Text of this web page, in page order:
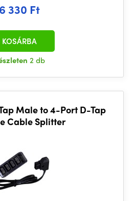
6 330 Ft
2 db
KOSÁRBA
Male to 4-Port D-Tap
Cable Splitter